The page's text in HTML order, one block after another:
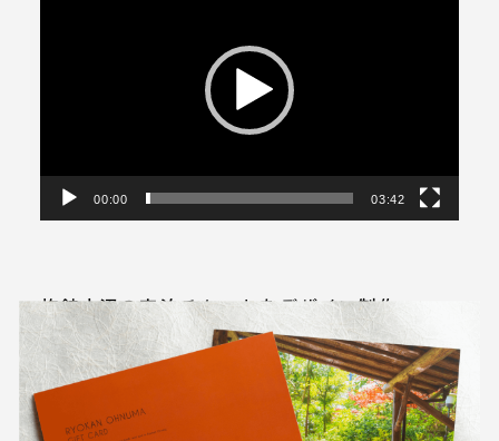
00:00 03:42
旅館大沼の宿泊チケットをデザイン制作